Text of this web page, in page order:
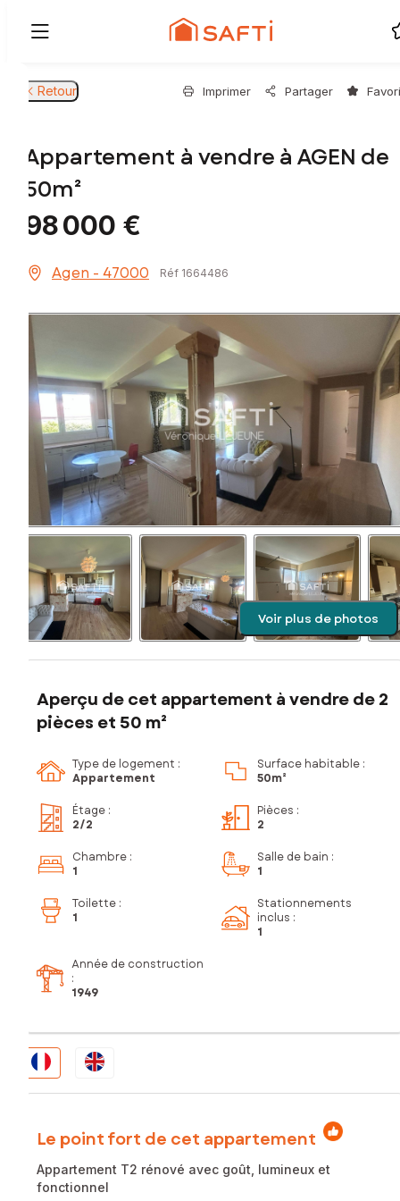
Retour Imprimer Partager
Appartement à vendre à AGEN de
50m²
98 000 €
Agen - 47000 Réf 1664486
Voir plus de photos
Aperçu de cet appartement à vendre de 2
pièces et 50 m²
Type de logement :
Appartement
Surface habitable :
50m²
Étage :
2/2
Pièces :
2
Chambre :
1
Salle de bain :
1
Toilette :
1
Stationnements
inclus :
1
Année de construction
:
1949
Le point fort de cet appartement
Appartement T2 rénové avec goût, lumineux et
fonctionnel